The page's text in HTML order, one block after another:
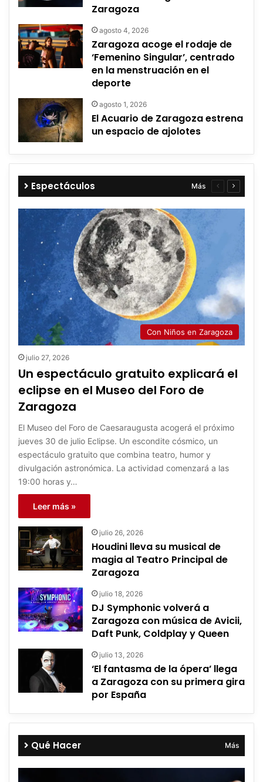
Zaragoza
agosto 4, 2026
Zaragoza acoge el rodaje de
‘Femenino Singular’, centrado
en la menstruación en el
deporte
agosto 1, 2026
El Acuario de Zaragoza estrena
un espacio de ajolotes
Espectáculos Más
Página
anterior
Con Niños en Zaragoza
julio 27, 2026
Un espectáculo gratuito explicará el
eclipse en el Museo del Foro de
Zaragoza
El Museo del Foro de Caesaraugusta acogerá el próximo
jueves 30 de julio Eclipse. Un escondite cósmico, un
espectáculo gratuito que combina teatro, humor y
divulgación astronómica. La actividad comenzará a las
19:00 horas y…
Leer más »
julio 26, 2026
Houdini lleva su musical de
magia al Teatro Principal de
Zaragoza
julio 18, 2026
DJ Symphonic volverá a
Zaragoza con música de Avicii,
Daft Punk, Coldplay y Queen
julio 13, 2026
‘El fantasma de la ópera’ llega
a Zaragoza con su primera gira
por España
Qué Hacer Más